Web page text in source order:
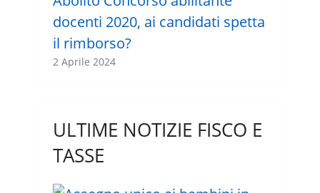
docenti 2020, ai candidati spetta
il rimborso?
2 Aprile 2024
ULTIME NOTIZIE FISCO E
TASSE